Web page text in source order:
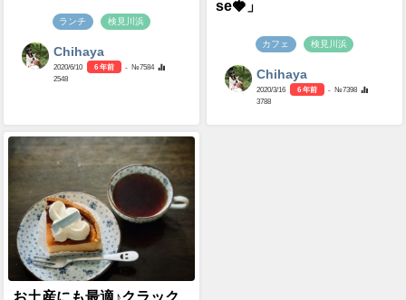
ランチ 検見川浜
Chihaya
2020/6/10 6 年前
- №7584
2548
se🍓」
カフェ 検見川浜
Chihaya
2020/3/16 6 年前
- №7398
3788